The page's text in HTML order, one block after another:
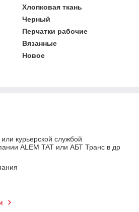
Хлопковая ткань
Черный
Перчатки рабочие
Вязанные
Новое
курьерской службой
ALEM TAT или АБТ Транс в др